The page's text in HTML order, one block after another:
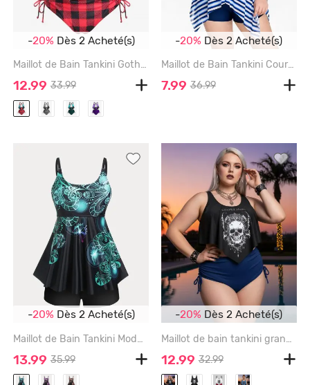
-20% Dès 2 Acheté(s)
Maillot de Bain Tankini Gothique Superposé Crâne à Bretelle à Volants de Grande Taille - MULTI-A - 2X
12.99 33.99
-20% Dès 2 Acheté(s)
Maillot de Bain Tankini Courbe Mouchoir Rayé Courbe de Grande Taille à Col Halter - DEEP BLUE - 4X
7.99 36.99
-20% Dès 2 Acheté(s)
Maillot de Bain Tankini Modeste Grande Taille Rembourré à Motif Papillon - BLACK - 4X
13.99 35.99
-20% Dès 2 Acheté(s)
Maillot de bain tankini grande taille et grande taille à imprimé crâne gothique et volants - INDIGO COLOR - 2X
12.99 32.99